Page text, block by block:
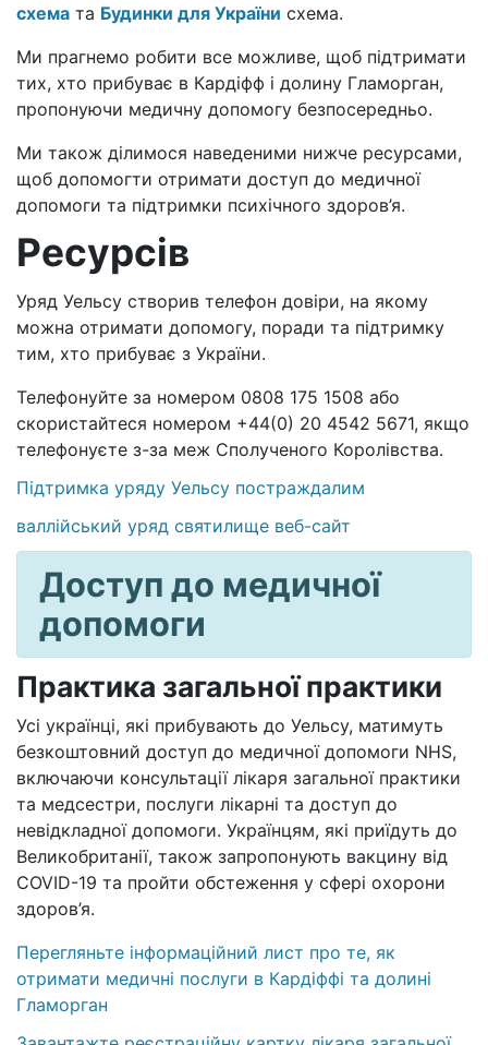
схема та Будинки для України схема.
Ми прагнемо робити все можливе, щоб підтримати
тих, хто прибуває в Кардіфф і долину Гламорган,
пропонуючи медичну допомогу безпосередньо.
Ми також ділимося наведеними нижче ресурсами,
щоб допомогти отримати доступ до медичної
допомоги та підтримки психічного здоров’я.
Ресурсів
Уряд Уельсу створив телефон довіри, на якому
можна отримати допомогу, поради та підтримку
тим, хто прибуває з України.
Телефонуйте за номером 0808 175 1508 або
скористайтеся номером +44(0) 20 4542 5671, якщо
телефонуєте з-за меж Сполученого Королівства.
Підтримка уряду Уельсу постраждалим
валлійський уряд святилище веб-сайт
Доступ до медичної
допомоги
Практика загальної практики
Усі українці, які прибувають до Уельсу, матимуть
безкоштовний доступ до медичної допомоги NHS,
включаючи консультації лікаря загальної практики
та медсестри, послуги лікарні та доступ до
невідкладної допомоги. Українцям, які приїдуть до
Великобританії, також запропонують вакцину від
COVID-19 та пройти обстеження у сфері охорони
здоров’я.
Перегляньте інформаційний лист про те, як
отримати медичні послуги в Кардіффі та долині
Гламорган